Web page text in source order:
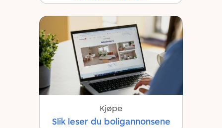
Kjøpe
Slik leser du boligannonsene